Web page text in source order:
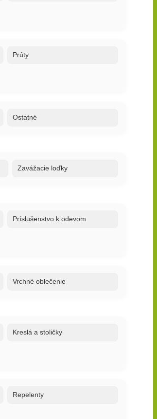
Prúty
Ostatné
Zavážacie loďky
Príslušenstvo k odevom
Vrchné oblečenie
Kreslá a stoličky
Repelenty